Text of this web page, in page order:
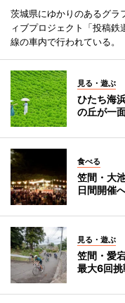
茨城県にゆかりのあるグラ
ィブプロジェクト「投稿
線の車内で行われている。
見る・遊ぶ
ひたち海
の丘が一
食べる
笠間・大
日間開催
見る・遊ぶ
笠間・愛
最大6回挑